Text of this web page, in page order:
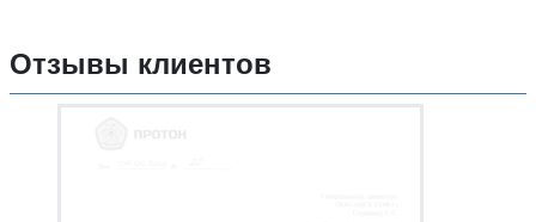
Отзывы клиентов